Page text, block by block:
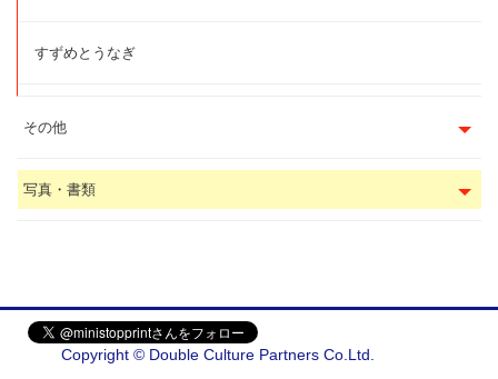
すずめとうなぎ
その他
写真・書類
Copyright © Double Culture Partners Co.Ltd.